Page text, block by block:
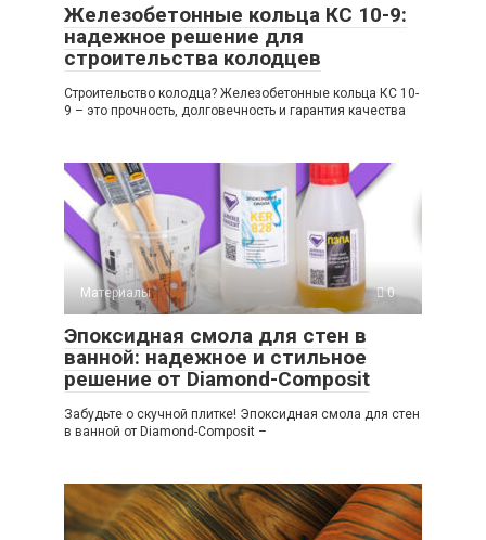
Железобетонные кольца КС 10-9:
надежное решение для
строительства колодцев
Строительство колодца? Железобетонные кольца КС 10-
9 – это прочность, долговечность и гарантия качества
Материалы 0
Эпоксидная смола для стен в
ванной: надежное и стильное
решение от Diamond-Composit
Забудьте о скучной плитке! Эпоксидная смола для стен
в ванной от Diamond-Composit –